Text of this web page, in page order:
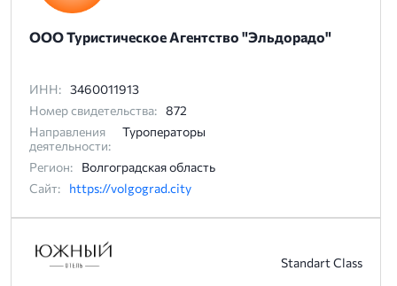
ООО Туристическое Агентство "Эльдорадо"
ИНН: 3460011913
Номер свидетельства: 872
Направления
деятельности:
Туроператоры
Регион:
Волгоградская область
Сайт:
https://volgograd.city
Standart Class